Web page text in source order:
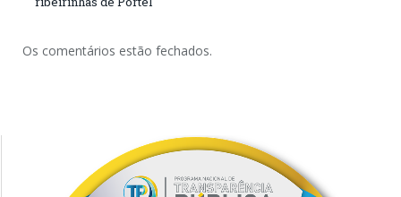
Os comentários estão fechados.